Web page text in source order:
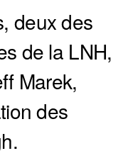
deux des
de la LNH,
Marek,
des